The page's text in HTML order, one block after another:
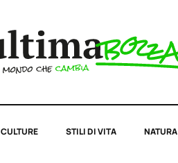
CULTURE STILI DI VITA NATURA